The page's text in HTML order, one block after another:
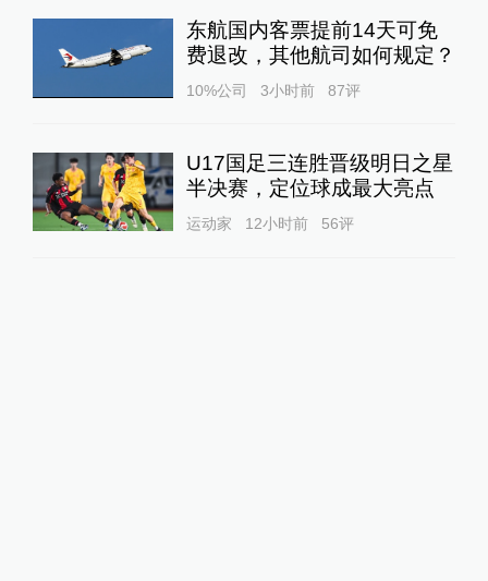
东航国内客票提前14天可免
费退改，其他航司如何规定？
10%公司 3小时前 87评
U17国足三连胜晋级明日之星
半决赛，定位球成最大亮点
运动家 12小时前 56评